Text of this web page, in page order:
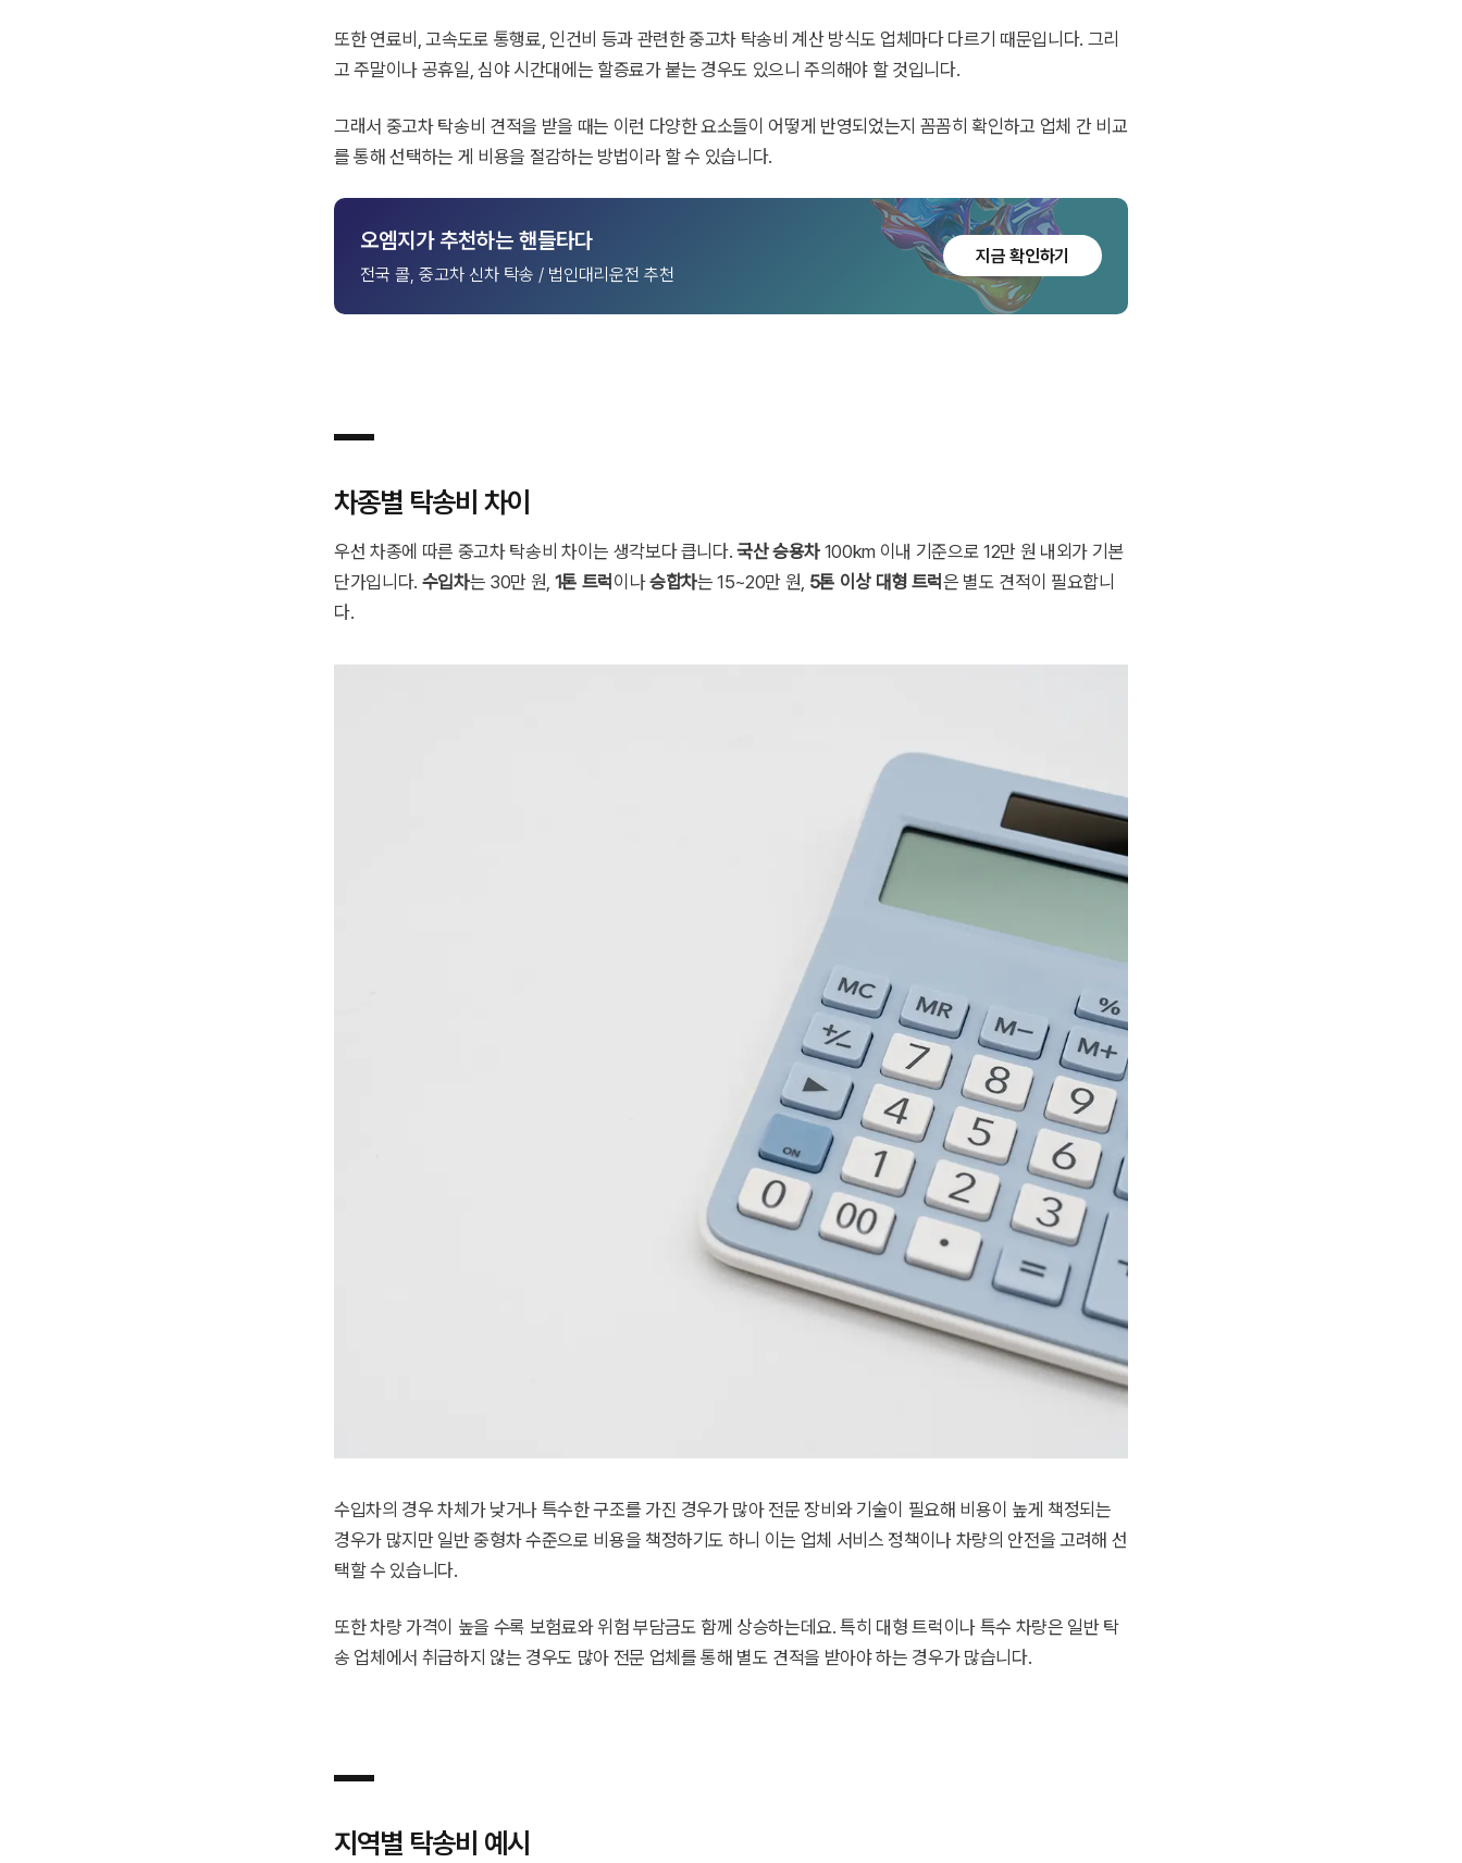
또한 연료비, 고속도로 통행료, 인건비 등과 관련한 중고차 탁송비 계산 방식도 업체마다 다르기 때문입니다. 그리
고 주말이나 공휴일, 심야 시간대에는 할증료가 붙는 경우도 있으니 주의해야 할 것입니다.
그래서 중고차 탁송비 견적을 받을 때는 이런 다양한 요소들이 어떻게 반영되었는지 꼼꼼히 확인하고 업체 간 비교
를 통해 선택하는 게 비용을 절감하는 방법이라 할 수 있습니다.
오엠지가 추천하는 핸들타다
전국 콜, 중고차 신차 탁송 / 법인대리운전 추천
지금 확인하기
차종별 탁송비 차이
우선 차종에 따른 중고차 탁송비 차이는 생각보다 큽니다.국산 승용차 100km 이내 기준으로 12만 원 내외가 기본
단가입니다. 수입차는 30만 원, 1톤 트럭이나승합차는 15~20만 원, 5톤 이상 대형 트럭은 별도 견적이 필요합니
다.
수입차의 경우 차체가 낮거나 특수한 구조를 가진 경우가 많아 전문 장비와 기술이 필요해 비용이 높게 책정되는
경우가 많지만 일반 중형차 수준으로 비용을 책정하기도 하니 이는 업체 서비스 정책이나 차량의 안전을 고려해 선
택할 수 있습니다.
또한 차량 가격이 높을 수록 보험료와 위험 부담금도 함께 상승하는데요. 특히 대형 트럭이나 특수 차량은 일반 탁
송 업체에서 취급하지 않는 경우도 많아 전문 업체를 통해 별도 견적을 받아야 하는 경우가 많습니다.
지역별 탁송비 예시